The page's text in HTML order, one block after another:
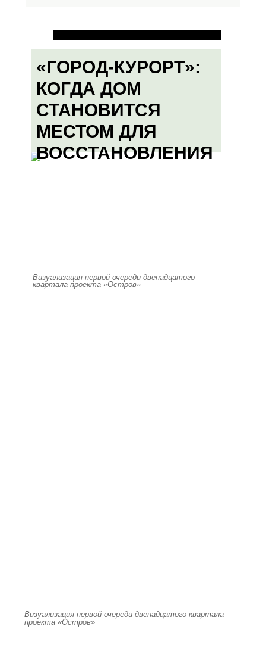
«ГОРОД-КУРОРТ»:
КОГДА ДОМ
СТАНОВИТСЯ
МЕСТОМ ДЛЯ
ВОССТАНОВЛЕНИЯ
Визуализация первой очереди двенадцатого
квартала проекта «Остров»
Визуализация первой очереди двенадцатого квартала
проекта «Остров»